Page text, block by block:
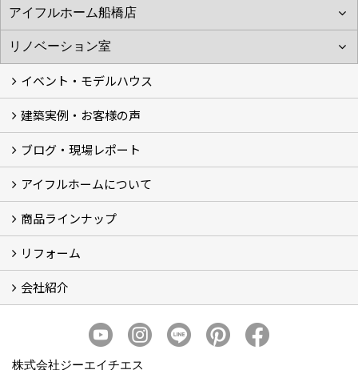
イベント・モデルハウス
イベント
モデルハウス見学
建築実例・お客様の声
建築実例
お客様の声
ブログ・現場レポート
ブログ
現場レポート
アイフルホームについて
アイフルホームについて (5)
商品ラインナップ
商品ラインナップ
リフォーム
まるごと断熱リフォーム
イベント情報
施工事例
会社紹介
スタッフ紹介
個人情報保護方針
株式会社ジーエイチエス